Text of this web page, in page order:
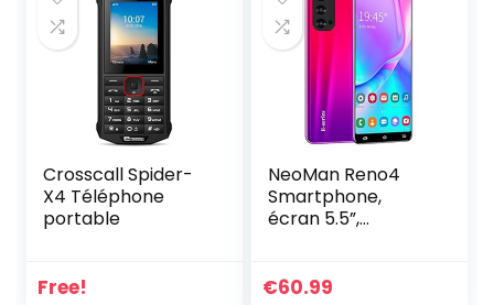
Crosscall Spider-
X4 Téléphone
portable
Free!
NeoMan Reno4
Smartphone,
écran 5.5”,
SIM, Quad-Core 4
€60.99